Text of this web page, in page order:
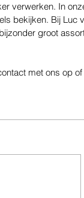
verwerken. In
bekijken. Bij Luc
groot
met ons op